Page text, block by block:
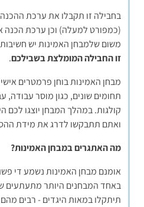
בחבילה זו תקבלו את ערכת
(כמפורט למעלה) וכן ערכת הכנה
משום שלמבחן האמינות יש
זו החבילה המומלצת בשבילכם.
תחומים שונים, כגון מוסר עבודה,
קולגות. במהלך המבחן יוצגו לכם
ואתם תתבקשו לדרג את מידת
מה האתגרים במבחן האמינות?
אומנם מבחן האמינות נשמע די
באחד המבחנים היותר מתעתעים
תיתקלו במאות היגדים - רבים מהם